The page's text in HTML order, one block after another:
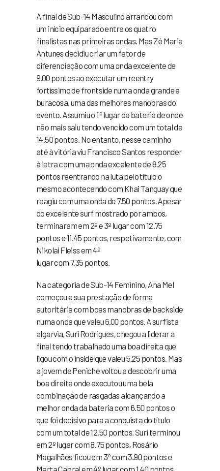
A final de Sub-14 Masculino arrancou com
um início equiparado entre os quatro
finalistas nas primeiras ondas. Mas Zé Maria
Antunes decidiu criar um fator de
diferenciação com uma onda excelente de
9.00 pontos ao executar um reentry
fortíssimo de frontside numa onda grande e
buracosa, uma das melhores manobras do
evento. Assumiu o 1º lugar da bateria de onde
não mais saiu tendo vencido com um total de
14.50 pontos. No entanto, nesse caminho
até à vitória viu Francisco Santos responder
à letra com uma onda excelente de 8.25
pontos reentrando na luta pelo título o
mesmo acontecendo com Khai Tanguay que
reagiu com uma onda de 7.50 pontos. Apesar
do excelente surf mostrado por ambos,
terminaram em 2º e 3º lugar com 12.75
pontos e 11.45 pontos, respetivamente, com
Nikolai Fleiss em 4º
lugar com 7.35 pontos.
Na categoria de Sub-14 Feminino, Ana Mel
começou a sua prestação de forma
autoritária com boas manobras de backside
numa onda que valeu 6.00 pontos. A surfista
algarvia, Suri Rodrigues, chegou a liderar a
final tendo trabalhado uma boa direita que
ligou com o inside que valeu 5.25 pontos. Mas
a jovem de Peniche voltou a descobrir uma
boa direita onde executou uma bela
combinação de rasgadas alcançando a
melhor onda da bateria com 6.50 pontos o
que foi decisivo para a conquista do título
com um total de 12.50 pontos. Suri terminou
em 2º lugar com 8.75 pontos, Rosário
Magalhães ficou em 3º com 3.90 pontos e